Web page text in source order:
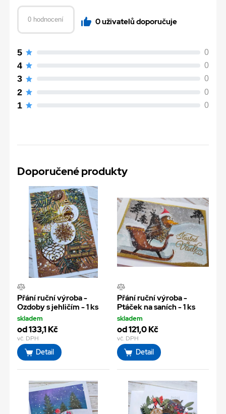
0 hodnocení 0 uživatelů doporučuje
5 0
4 0
3 0
2 0
1 0
Doporučené produkty
Přání ruční výroba -
Ozdoby s jehličím - 1 ks
skladem
od 133,1 Kč
vč. DPH
Detail
Přání ruční výroba -
Ptáček na saních - 1 ks
skladem
od 121,0 Kč
vč. DPH
Detail